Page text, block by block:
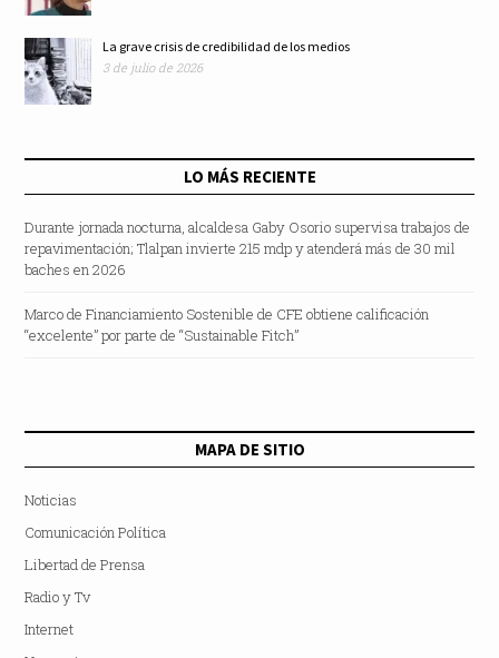
La grave crisis de credibilidad de los medios
3 de julio de 2026
LO MÁS RECIENTE
Durante jornada nocturna, alcaldesa Gaby Osorio supervisa trabajos de
repavimentación; Tlalpan invierte 215 mdp y atenderá más de 30 mil
baches en 2026
Marco de Financiamiento Sostenible de CFE obtiene calificación
“excelente” por parte de “Sustainable Fitch”
MAPA DE SITIO
Noticias
Comunicación Política
Libertad de Prensa
Radio y Tv
Internet